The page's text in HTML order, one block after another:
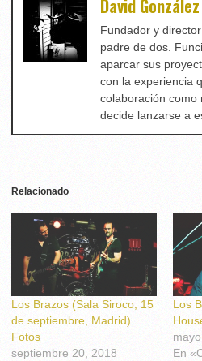
David González
Fundador y
padre de dos.
aparcar sus
con la experiencia
colaboración como
decide lanzarse a
Relacionado
Los Brazos (Sala Siroco, 15
de septiembre, Madrid)
Fotos
septiembre 20, 2018
Los
En